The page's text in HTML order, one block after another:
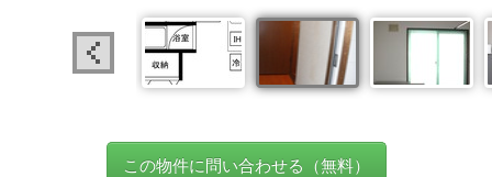
この物件に問い合わせる（無料）